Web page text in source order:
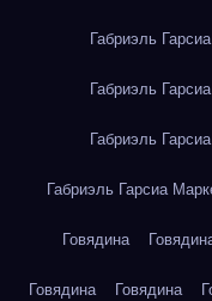
Габриэль
Габриэль
Габриэль
Габриэль Гарсиа
Говядина
Говядина Говядина